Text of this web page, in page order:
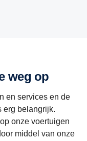
weg op
en services en de
erg belangrijk.
onze voertuigen
middel van onze